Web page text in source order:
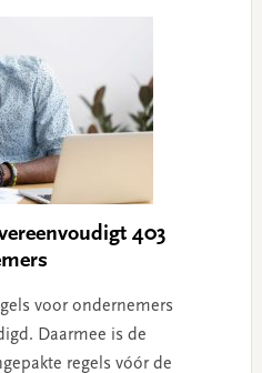
403
voor ondernemers
Daarmee is de
regels vóór de